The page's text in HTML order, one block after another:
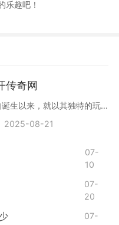
乐趣吧！
传奇网
传奇游戏自诞生以来，就以其独特的玩法和丰富的社交系统吸引了无数玩家。在2013新开传奇网中，这种魅力得到了进一步的延续和发展。游戏采用的是经典的角色扮演模式，玩家可以选择不同的职业，体验各自的成长之路。角色扮演的多样性在2013新开传奇网中
2025-08-21
07-
10
07-
20
07-